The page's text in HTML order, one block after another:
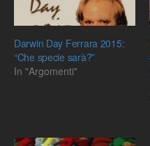
Darwin Day Ferrara 2015:
“Che specie sarà?”
In "Argomenti"